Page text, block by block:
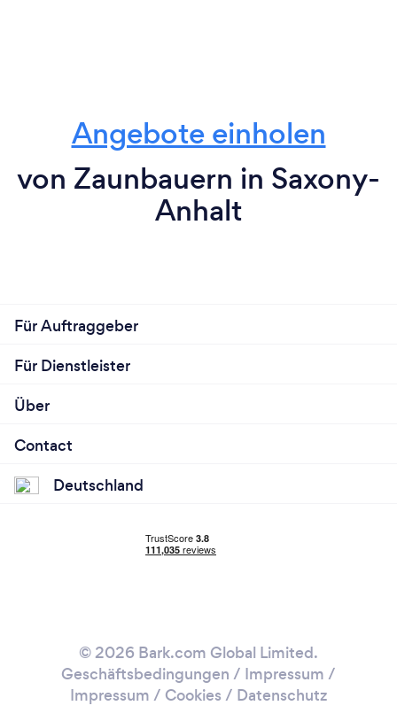
Angebote einholen
von Zaunbauern in Saxony-
Anhalt
Für Auftraggeber
Für Dienstleister
Über
Contact
Deutschland
© 2026 Bark.com Global Limited.
Geschäftsbedingungen / Impressum /
Impressum / Cookies / Datenschutz